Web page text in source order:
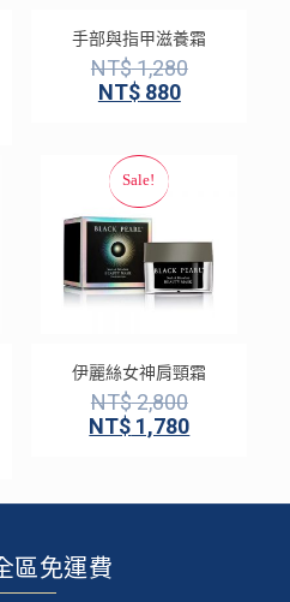
手部與指甲滋養霜
NT$1,280
NT$880
伊麗絲女神肩頸霜
NT$2,800
NT$ 1,780
區免運費